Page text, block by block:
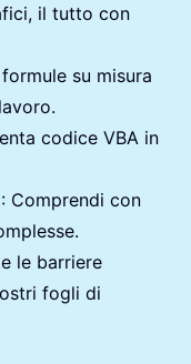
il tutto con
su misura
codice VBA in
: Comprendi con
le barriere
fogli di